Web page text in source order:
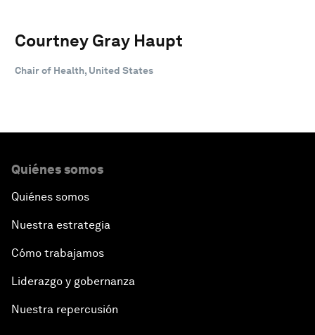
Courtney Gray Haupt
Chair of Health, United States
Quiénes somos
Quiénes somos
Nuestra estrategia
Cómo trabajamos
Liderazgo y gobernanza
Nuestra repercusión